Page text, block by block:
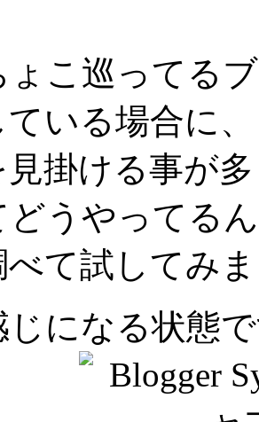
ょこ巡ってる
ている場合に
見掛ける事が
どうやってる
べて試してみ
じになる状態